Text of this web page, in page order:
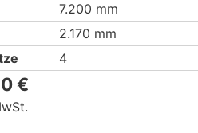
7.200 mm
2.170 mm
4
€